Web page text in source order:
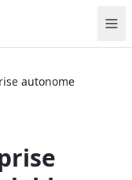
autonome